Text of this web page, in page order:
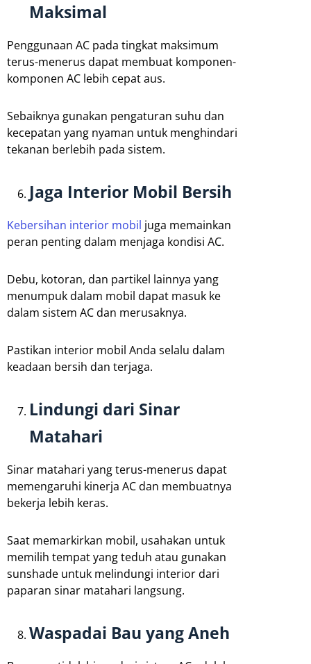
Maksimal
Penggunaan AC pada tingkat maksimum
terus-menerus dapat membuat komponen-
komponen AC lebih cepat aus.
Sebaiknya gunakan pengaturan suhu dan
kecepatan yang nyaman untuk menghindari
tekanan berlebih pada sistem.
Jaga Interior Mobil Bersih
Kebersihan interior mobil juga memainkan
peran penting dalam menjaga kondisi AC.
Debu, kotoran, dan partikel lainnya yang
menumpuk dalam mobil dapat masuk ke
dalam sistem AC dan merusaknya.
Pastikan interior mobil Anda selalu dalam
keadaan bersih dan terjaga.
Lindungi dari Sinar
Matahari
Sinar matahari yang terus-menerus dapat
memengaruhi kinerja AC dan membuatnya
bekerja lebih keras.
Saat memarkirkan mobil, usahakan untuk
memilih tempat yang teduh atau gunakan
sunshade untuk melindungi interior dari
paparan sinar matahari langsung.
Waspadai Bau yang Aneh